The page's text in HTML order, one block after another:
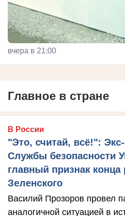
вчера в 21:00
Главное в стране
В России
"Это, считай, всё!":
Службы безопасности
главный признак
Зеленского
Василий Прозоров провел
аналогичной ситуацией в